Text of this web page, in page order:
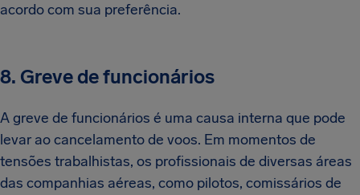
acordo com sua preferência.
8. Greve de funcionários
A greve de funcionários é uma causa interna que pode
levar ao cancelamento de voos. Em momentos de
tensões trabalhistas, os profissionais de diversas áreas
das companhias aéreas, como pilotos, comissários de